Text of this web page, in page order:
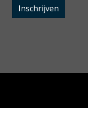
Inschrijven